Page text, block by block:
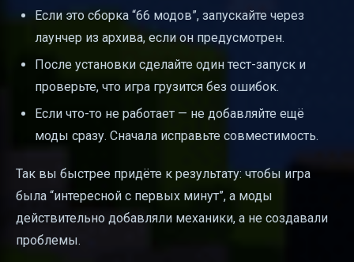
Если это сборка “66 модов”, запускайте через
лаунчер из архива, если он предусмотрен.
После установки сделайте один тест-запуск и
проверьте, что игра грузится без ошибок.
Если что-то не работает — не добавляйте ещё
моды сразу. Сначала исправьте совместимость.
Так вы быстрее придёте к результату: чтобы игра
была “интересной с первых минут”, а моды
действительно добавляли механики, а не создавали
проблемы.